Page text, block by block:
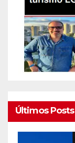
Últimos Posts